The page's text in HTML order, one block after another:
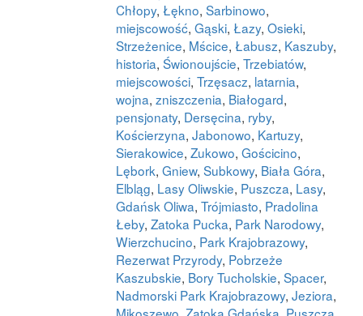
Chłopy, Łękno, Sarbinowo,
miejscowość, Gąski, Łazy, Osieki,
Strzeżenice, Mścice, Łabusz, Kaszuby,
historia, Świonoujście, Trzebiatów,
miejscowości, Trzęsacz, latarnia,
wojna, zniszczenia, Białogard,
pensjonaty, Dersęcina, ryby,
Kościerzyna, Jabonowo, Kartuzy,
Sierakowice, Zukowo, Gościcino,
Lębork, Gniew, Subkowy, Biała Góra,
Elbląg, Lasy Oliwskie, Puszcza, Lasy,
Gdańsk Oliwa, Trójmiasto, Pradolina
Łeby, Zatoka Pucka, Park Narodowy,
Wierzchucino, Park Krajobrazowy,
Rezerwat Przyrody, Pobrzeże
Kaszubskie, Bory Tucholskie, Spacer,
Nadmorski Park Krajobrazowy, Jeziora,